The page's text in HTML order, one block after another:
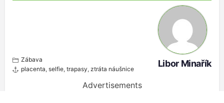
Zábava
placenta, selfie, trapasy, ztráta náušnice
Libor Minařík
Advertisements